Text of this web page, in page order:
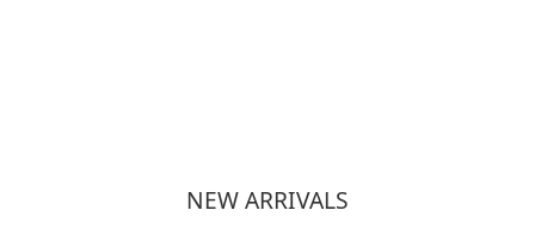
NEW ARRIVALS